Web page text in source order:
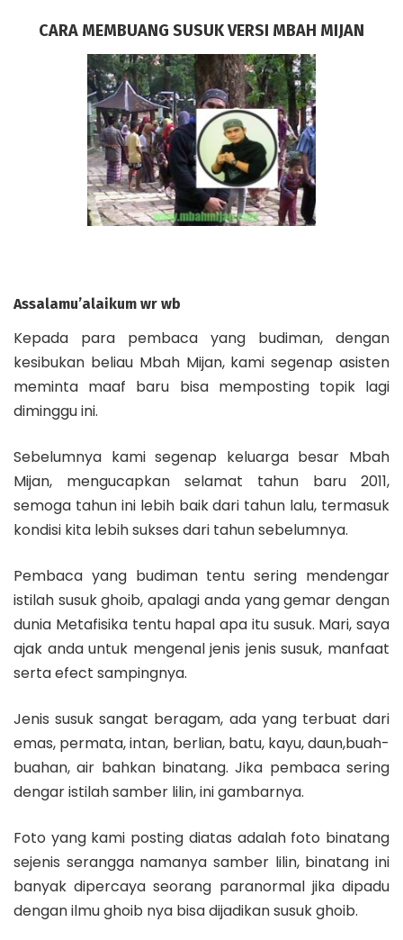
CARA MEMBUANG SUSUK VERSI MBAH MIJAN
Assalamu’alaikum wr wb
Kepada para pembaca yang budiman, dengan
kesibukan beliau Mbah Mijan, kami segenap asisten
meminta maaf baru bisa memposting topik lagi
diminggu ini.
Sebelumnya kami segenap keluarga besar Mbah
Mijan, mengucapkan selamat tahun baru 2011,
semoga tahun ini lebih baik dari tahun lalu, termasuk
kondisi kita lebih sukses dari tahun sebelumnya.
Pembaca yang budiman tentu sering mendengar
istilah susuk ghoib, apalagi anda yang gemar dengan
dunia Metafisika tentu hapal apa itu susuk. Mari, saya
ajak anda untuk mengenal jenis jenis susuk, manfaat
serta efect sampingnya.
Jenis susuk sangat beragam, ada yang terbuat dari
emas, permata, intan, berlian, batu, kayu, daun,buah-
buahan, air bahkan binatang. Jika pembaca sering
dengar istilah samber lilin, ini gambarnya.
Foto yang kami posting diatas adalah foto binatang
sejenis serangga namanya samber lilin, binatang ini
banyak dipercaya seorang paranormal jika dipadu
dengan ilmu ghoib nya bisa dijadikan susuk ghoib.